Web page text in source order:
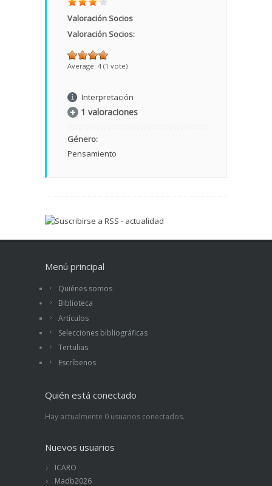
Valoración Socios
Valoración Socios:
Average: 4 (1 vote)
Interpretación
1 valoraciones
Género:
Pensamiento
Menú principal
Quiénes somos
Biblioteca
Artículos
Selecciones bibliográficas
Tertulias
Escríbenos
Quién está conectado
Hay actualmente 0 usuarios conectados.
Nuevos usuarios
ICARO
Madb2026